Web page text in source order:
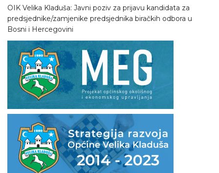
OIK Velika Kladuša: Javni poziv za prijavu kandidata za
predsjednike/zamjenike predsjednika biračkih odbora u
Bosni i Hercegovini